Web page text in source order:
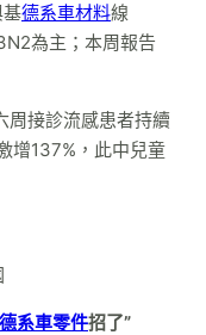
德系車材料線
為主；本周報告
周接診流感患者持續
增137%，此中兒童
德系車零件招了”